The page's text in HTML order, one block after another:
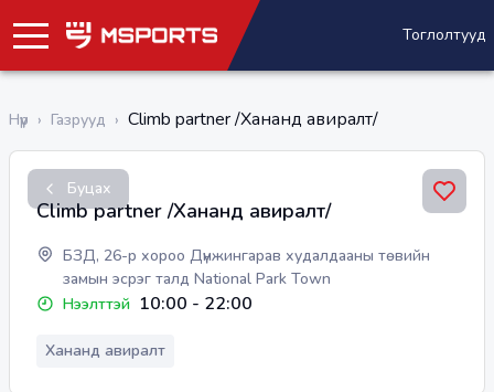
Тоглолтууд
Нүүр › Газрууд › Climb partner /Хананд авиралт/
Буцах
Climb partner /Хананд авиралт/
БЗД, 26-р хороо Дүнжингарав худалдааны төвийн
замын эсрэг талд National Park Town
Нээлттэй 10:00 - 22:00
Хананд авиралт